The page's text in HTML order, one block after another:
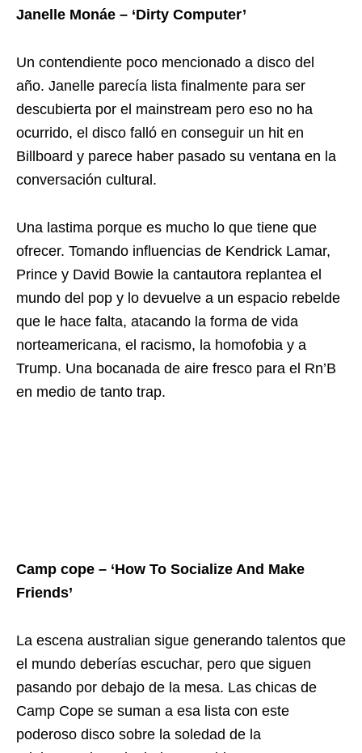
Janelle Monáe – ‘Dirty Computer’
Un contendiente poco mencionado a disco del
año. Janelle parecía lista finalmente para ser
descubierta por el mainstream pero eso no ha
ocurrido, el disco falló en conseguir un hit en
Billboard y parece haber pasado su ventana en la
conversación cultural.
Una lastima porque es mucho lo que tiene que
ofrecer. Tomando influencias de Kendrick Lamar,
Prince y David Bowie la cantautora replantea el
mundo del pop y lo devuelve a un espacio rebelde
que le hace falta, atacando la forma de vida
norteamericana, el racismo, la homofobia y a
Trump. Una bocanada de aire fresco para el Rn’B
en medio de tanto trap.
Camp cope – ‘How To Socialize And Make
Friends’
La escena australian sigue generando talentos que
el mundo deberías escuchar, pero que siguen
pasando por debajo de la mesa. Las chicas de
Camp Cope se suman a esa lista con este
poderoso disco sobre la soledad de la